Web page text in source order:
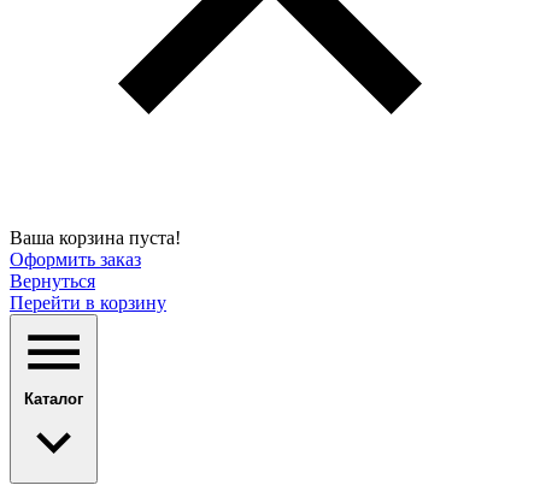
Ваша корзина пуста!
Оформить заказ
Вернуться
Перейти в корзину
Каталог